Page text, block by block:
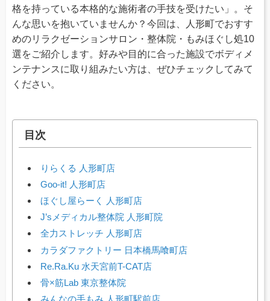
格を持っている本格的な施術者の手技を受けたい」。そ
んな思いを抱いていませんか？今回は、人形町でおすす
めのリラクゼーションサロン・整体院・もみほぐし処10
選をご紹介します。好みや目的に合った施設でボディメ
ンテナンスに取り組みたい方は、ぜひチェックしてみて
ください。
目次
りらくる 人形町店
Goo-it! 人形町店
ほぐし屋らーく 人形町店
J’sメディカル整体院 人形町院
全力ストレッチ 人形町店
カラダファクトリー 日本橋馬喰町店
Re.Ra.Ku 水天宮前T-CAT店
骨×筋Lab 東京整体院
みんなの手もみ 人形町駅前店